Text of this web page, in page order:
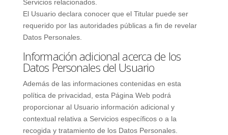
Servicios relacionados.
El Usuario declara conocer que el Titular puede ser
requerido por las autoridades públicas a fin de revelar
Datos Personales.
Información adicional acerca de los
Datos Personales del Usuario
Además de las informaciones contenidas en esta
política de privacidad, esta Página Web podrá
proporcionar al Usuario información adicional y
contextual relativa a Servicios específicos o a la
recogida y tratamiento de los Datos Personales.